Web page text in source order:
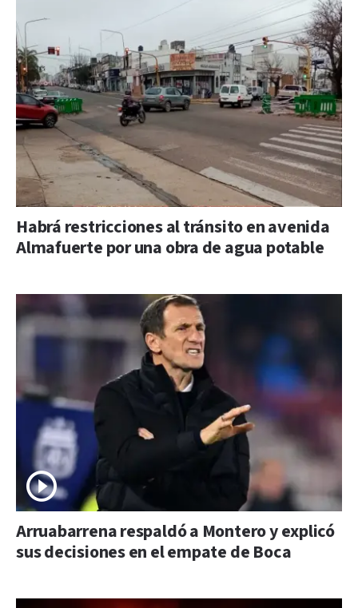
Habrá restricciones al tránsito en avenida
Almafuerte por una obra de agua potable
Arruabarrena respaldó a Montero y explicó
sus decisiones en el empate de Boca